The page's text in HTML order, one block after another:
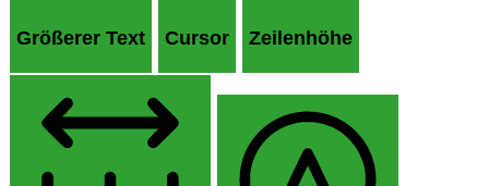
Größerer Text Cursor Zeilenhöhe